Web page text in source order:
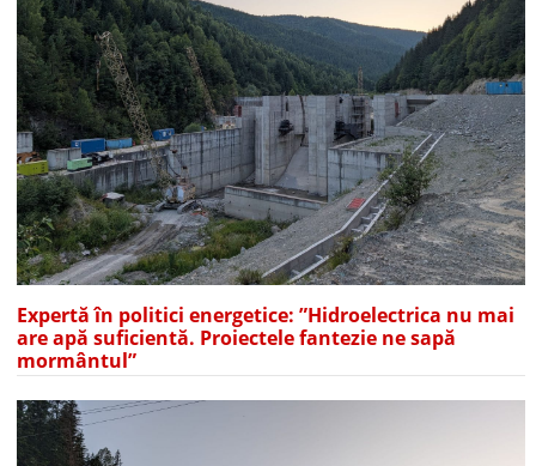
Expertă în politici energetice: ”Hidroelectrica nu mai
are apă suficientă. Proiectele fantezie ne sapă
mormântul”